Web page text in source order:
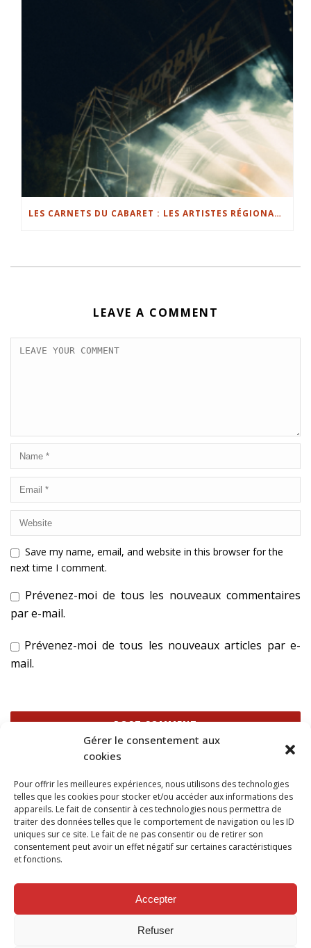
Gérer le consentement aux
cookies
Pour offrir les meilleures expériences, nous utilisons des technologies
telles que les cookies pour stocker et/ou accéder aux informations des
appareils. Le fait de consentir à ces technologies nous permettra de
traiter des données telles que le comportement de navigation ou les ID
uniques sur ce site. Le fait de ne pas consentir ou de retirer son
consentement peut avoir un effet négatif sur certaines caractéristiques
et fonctions.
Accepter
Refuser
LES CARNETS DU CABARET : LES ARTISTES RÉGIONAUX ONT OUVERT LES SCÈNES GREENFLOOR ET ILLUMINATIONS
LEAVE A COMMENT
Save my name, email, and website in this browser for the
next time I comment.
Prévenez-moi de tous les nouveaux commentaires
par e-mail.
Prévenez-moi de tous les nouveaux articles par e-
mail.
savoir plus sur la façon dont les données de vos
commentaires sont traitées.